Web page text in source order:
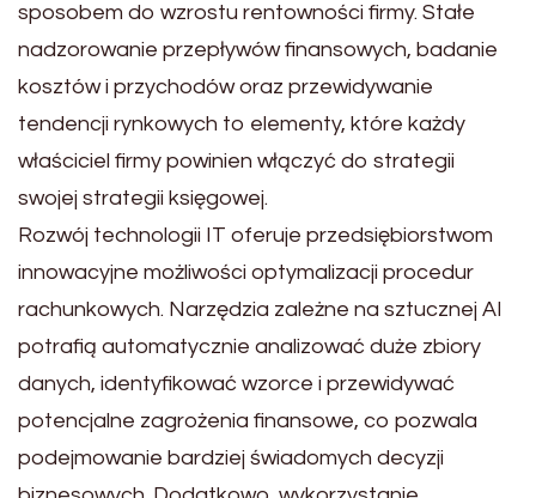
sposobem do wzrostu rentowności firmy. Stałe
nadzorowanie przepływów finansowych, badanie
kosztów i przychodów oraz przewidywanie
tendencji rynkowych to elementy, które każdy
właściciel firmy powinien włączyć do strategii
swojej strategii księgowej.
Rozwój technologii IT oferuje przedsiębiorstwom
innowacyjne możliwości optymalizacji procedur
rachunkowych. Narzędzia zależne na sztucznej AI
potrafią automatycznie analizować duże zbiory
danych, identyfikować wzorce i przewidywać
potencjalne zagrożenia finansowe, co pozwala
podejmowanie bardziej świadomych decyzji